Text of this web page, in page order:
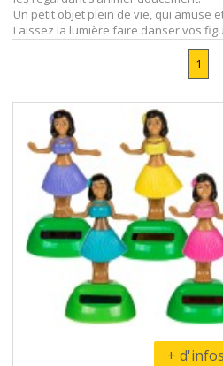
Un petit objet plein de vie, qui amuse
Laissez la lumière faire danser vos
1
+ d'infos